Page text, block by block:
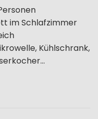
im Schlafzimmer
Kühlschrank,